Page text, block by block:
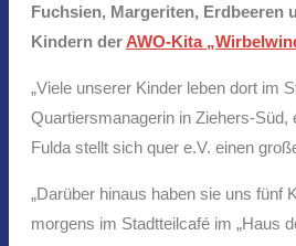
Fuchsien, Margeriten, Erdbeeren
Kindern derAWO-Kita
„Viele unserer Kinder leben dort im
Quartiersmanagerin in Ziehers-Süd,
Fulda stellt sich quer e.V. einen
„Darüber hinaus haben sie uns fünf
morgens im Stadtteilcafé im „Haus